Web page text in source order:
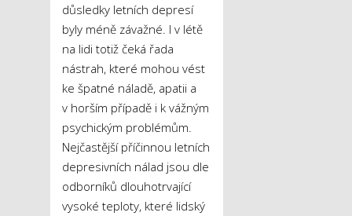
důsledky letních depresí
byly méně závažné. I v létě
na lidi totiž čeká řada
nástrah, které mohou vést
ke špatné náladě, apatii a
v horším případě i k vážným
psychickým problémům.
Nejčastější příčinnou letních
depresivních nálad jsou dle
odborníků dlouhotrvající
vysoké teploty, které lidský